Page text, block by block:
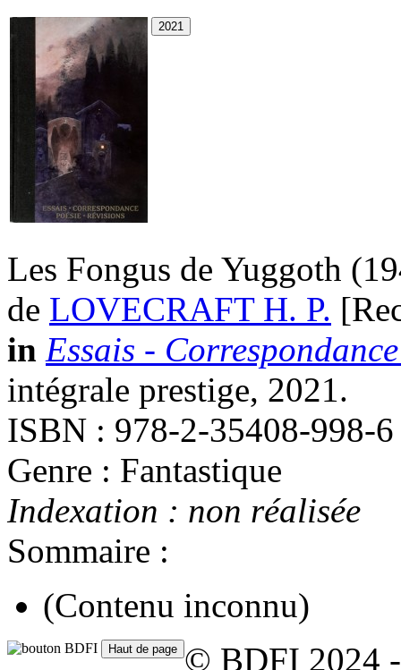
Les Fongus de Yuggoth
de LOVECRAFT H. P.
in Essais -
intégrale prestige, 2021.
ISBN : 978-2-35408-998-6
Genre : Fantastique
Indexation : non réalisée
Sommaire :
(Contenu inconnu)
© BDFI 2024